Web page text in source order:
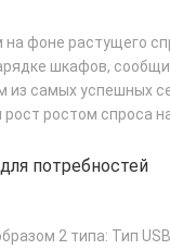
фоне растущего
шкафов,
из самых успешных
ростом спроса
потребностей
2 типа: Тип